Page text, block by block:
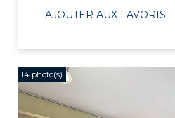
AJOUTER AUX FAVORIS
14 photo(s)